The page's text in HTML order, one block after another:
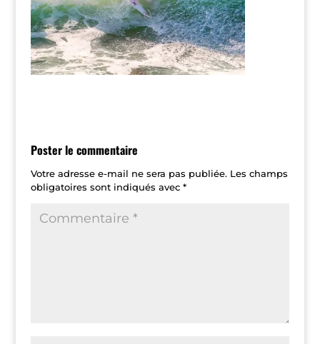
Poster le commentaire
Votre adresse e-mail ne sera pas publiée. Les champs
obligatoires sont indiqués avec *